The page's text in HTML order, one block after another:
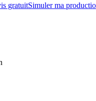
gratuitSimuler ma